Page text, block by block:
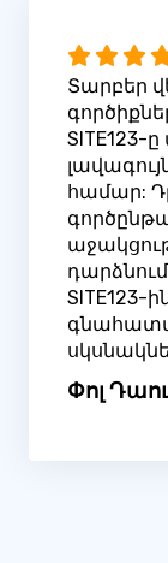
Տարբեր
SITE123-
համար:
SITE123-
Փոլ